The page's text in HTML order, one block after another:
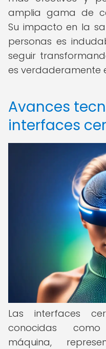
amplia gama de
Su impacto en la
personas es
seguir
es verdaderamente
Avances
interfaces
Las interfaces
conocidas
máquina,